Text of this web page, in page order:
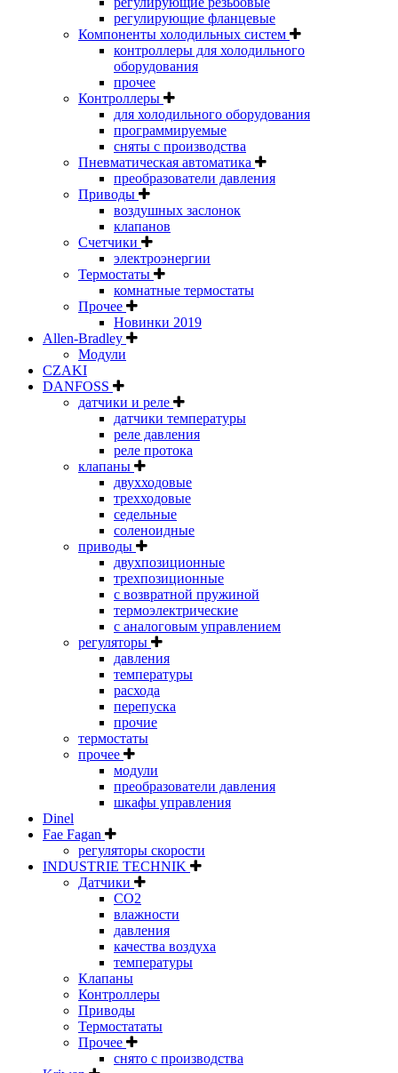
регулирующие фланцевые
Компоненты холодильных систем
контроллеры для холодильного
оборудования
прочее
Контроллеры
для холодильного оборудования
программируемые
сняты с производства
Пневматическая автоматика
преобразователи давления
Приводы
воздушных заслонок
клапанов
Счетчики
электроэнергии
Термостаты
комнатные термостаты
Прочее
Новинки 2019
Allen-Bradley
Модули
CZAKI
DANFOSS
датчики и реле
датчики температуры
реле давления
реле протока
клапаны
двухходовые
трехходовые
седельные
соленоидные
приводы
двухпозиционные
трехпозиционные
с возвратной пружиной
термоэлектрические
с аналоговым управлением
регуляторы
давления
температуры
расхода
перепуска
прочие
термостаты
прочее
модули
преобразователи давления
шкафы управления
Dinel
Fae Fagan
регуляторы скорости
INDUSTRIE TECHNIK
Датчики
CO2
влажности
давления
качества воздуха
температуры
Клапаны
Контроллеры
Приводы
Термостататы
Прочее
снято с производства